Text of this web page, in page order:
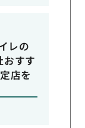
レの
すす
店を